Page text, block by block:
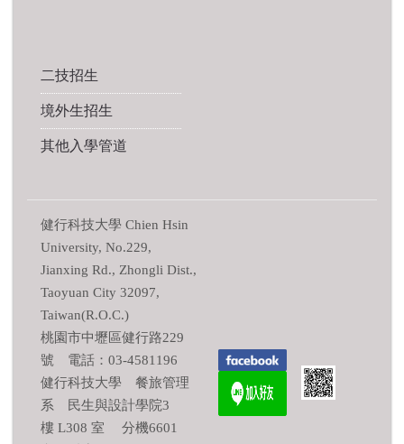
二技招生
境外生招生
其他入學管道
健行科技大學 Chien Hsin
University, No.229,
Jianxing Rd., Zhongli Dist.,
Taoyuan City 32097,
Taiwan(R.O.C.)
桃園市中壢區健行路229
號 電話：03-4581196
健行科技大學 餐旅管理
系 民生與設計學院3
樓 L308 室 分機6601